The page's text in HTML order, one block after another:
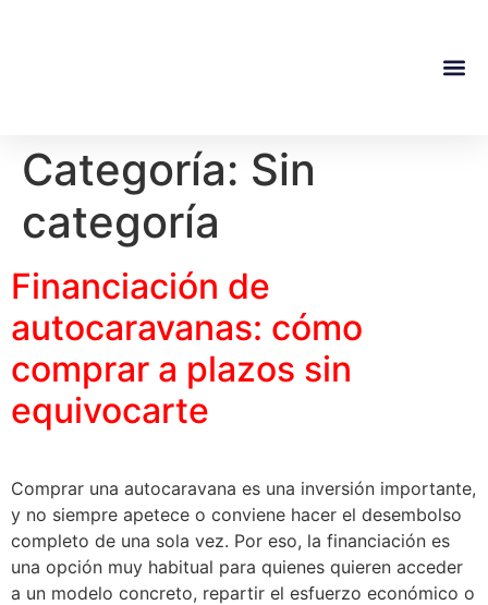
Categoría: Sin
categoría
Financiación de
autocaravanas: cómo
comprar a plazos sin
equivocarte
Comprar una autocaravana es una inversión importante,
y no siempre apetece o conviene hacer el desembolso
completo de una sola vez. Por eso, la financiación es
una opción muy habitual para quienes quieren acceder
a un modelo concreto, repartir el esfuerzo económico o